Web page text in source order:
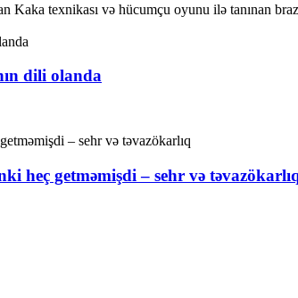
Kaka texnikası və hücumçu oyunu ilə tanınan
dili olanda
heç getməmişdi – sehr və